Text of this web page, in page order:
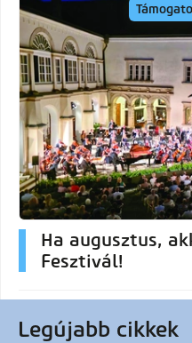
Ha augusztus,
Fesztivál!
Legújabb cikkek